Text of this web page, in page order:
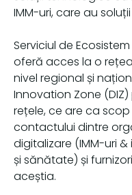
IMM-uri, care au
Serviciul de
oferă acces la o
nivel regional și
Innovation Zone
rețele, ce are ca
contactului dintre
digitalizare (IMM-uri
și sănătate) și
aceștia.